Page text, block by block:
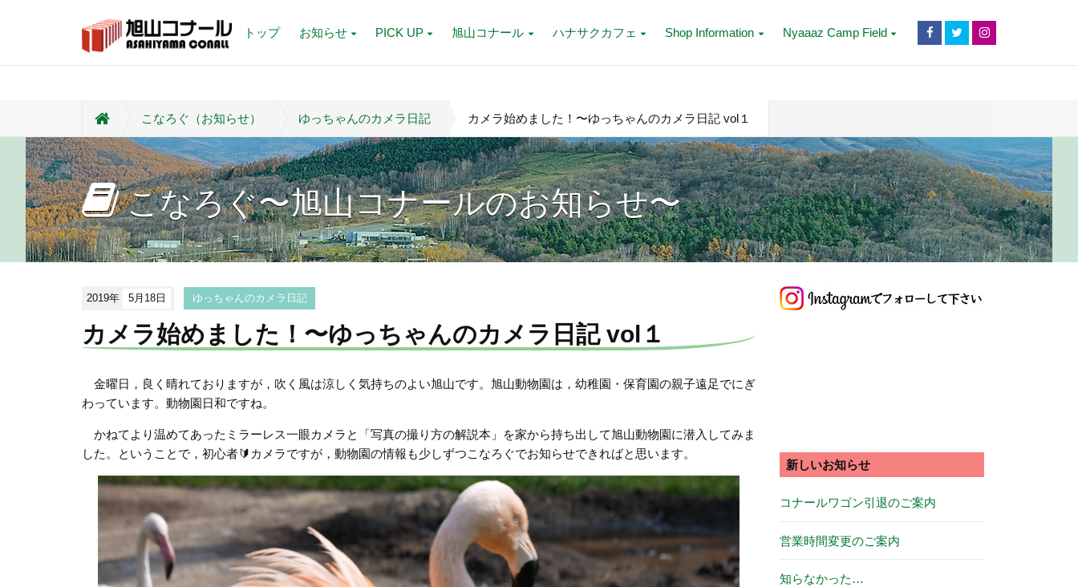
トップ お知らせ PICK UP 旭山コナール ハナサクカフェ Shop Information Nyaaaz Camp Field
こなろぐ（お知らせ） ゆっちゃんのカメラ日記 カメラ始めました！〜ゆっちゃんのカメラ日記 vol１
こなろぐ〜旭山コナールのお知らせ〜
2019年 5月18日 ゆっちゃんのカメラ日記
カメラ始めました！〜ゆっちゃんのカメラ日記 vol１
金曜日，良く晴れておりますが，吹く風は涼しく気持ちのよい旭山です。旭山動物園は，幼稚園・保育園の親子遠足でにぎ
わっています。動物園日和ですね。
かねてより温めてあったミラーレス一眼カメラと「写真の撮り方の解説本」を家から持ち出して旭山動物園に潜入してみま
した。ということで，初心者🔰カメラですが，動物園の情報も少しずつこなろぐでお知らせできればと思います。
新しいお知らせ
コナールワゴン引退のご案内
営業時間変更のご案内
知らなかった…